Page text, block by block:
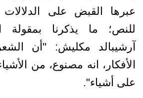
عبرها القبض على الدلالات
للنص؛ ما يذكرنا بمقولة
آرشيبالد مكليش: "أن
الأفكار، انه مصنوع، من
على أشياء".